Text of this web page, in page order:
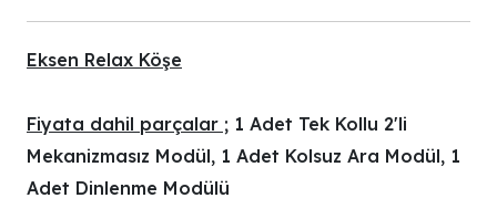
Eksen Relax Köşe
Fiyata dahil parçalar ; 1 Adet Tek Kollu 2'li
Mekanizmasız Modül, 1 Adet Kolsuz Ara Modül, 1
Adet Dinlenme Modülü